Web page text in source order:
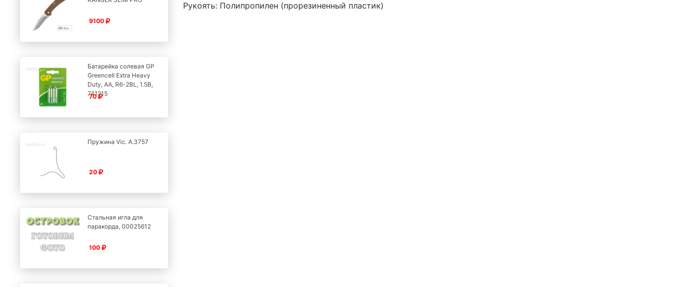
9100
Батарейка солевая GP
Greencell Extra Heavy
Duty, AA, R6-2BL, 1.5В,
741215
70
Пружина Vic. А.3757
20
Стальная игла для
паракорда, 00025612
100
Рукоять: Полипропилен (прорезиненный пластик)